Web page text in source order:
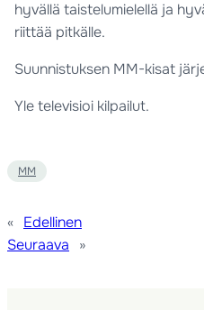
hyvällä taistelumielellä ja
riittää pitkälle.
Suunnistuksen MM-kisat
Yle televisioi kilpailut.
MM
« Edellinen
Seuraava
»